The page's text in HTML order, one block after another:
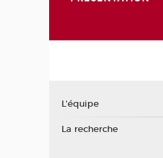
L'équipe
La recherche